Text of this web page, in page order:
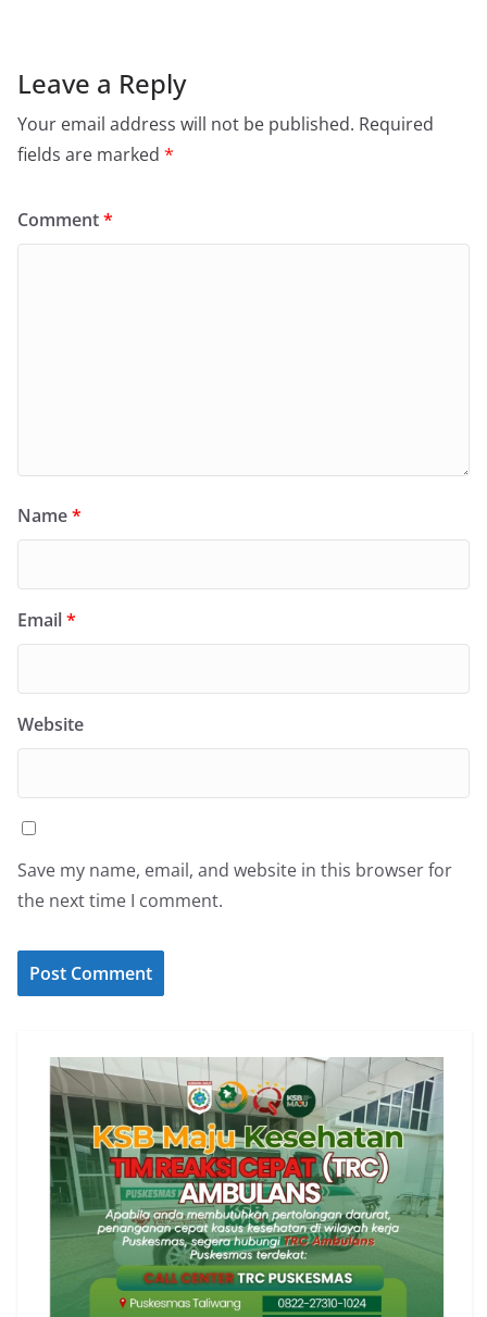
Leave a Reply
Your email address will not be published. Required
fields are marked *
Comment*
Name*
Email*
Website
Save my name, email, and website in this browser for
the next time I comment.